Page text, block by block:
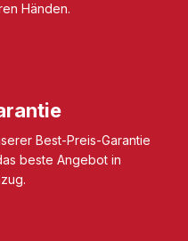
Händen.
Best-Preis-Garantie
beste Angebot in